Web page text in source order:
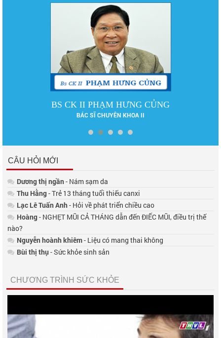
BS CK II PHẠM HƯNG CỦNG
BÁC SĨ CHUYÊN KHOA II
CÂU HỎI MỚI
Dương thị ngần- Nám sạm da
Thu Hằng- Trẻ 13 tháng tuổi thiếu canxi
Lạc Lê Tuấn Anh- Hỏi về phát triển chiều cao
Hoàng- NGHẸT MŨI CẢ THÁNG dẫn đến ĐIẾC MŨI, điều trị thế
nào?
Nguyễn hoành khiêm- Liệu có mang thai không
Bùi thị thụ- Sức khỏe sinh sản
CHƯƠNG TRÌNH SỨC KHỎE